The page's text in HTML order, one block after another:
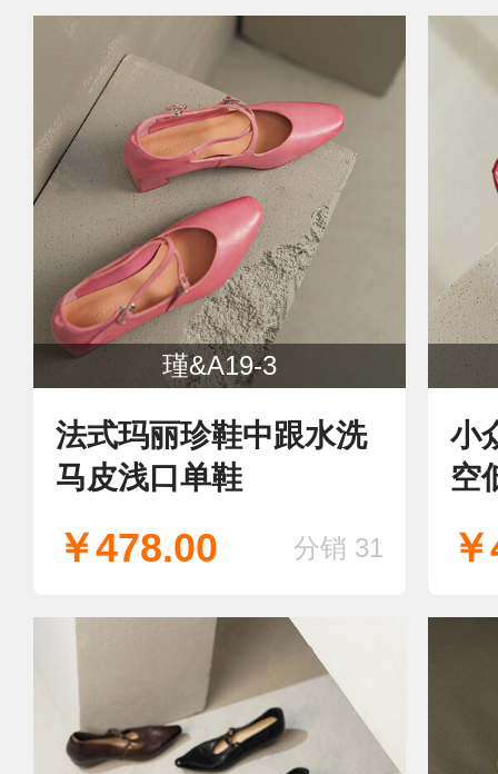
瑾&A19-3
法式玛丽珍鞋中跟水洗
马皮浅口单鞋
￥478.00 分销 31
小
空